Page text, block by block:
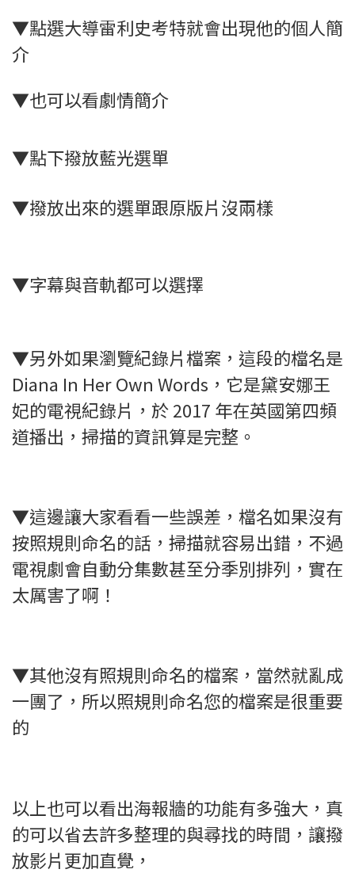
▼點選大導雷利史考特就會出現他的個人簡
介
▼也可以看劇情簡介
▼點下撥放藍光選單
▼撥放出來的選單跟原版片沒兩樣
▼字幕與音軌都可以選擇
▼另外如果瀏覽紀錄片檔案，這段的檔名是
Diana In Her Own Words，它是黛安娜王
妃的電視紀錄片，於 2017 年在英國第四頻
道播出，掃描的資訊算是完整。
▼這邊讓大家看看一些誤差，檔名如果沒有
按照規則命名的話，掃描就容易出錯，不過
電視劇會自動分集數甚至分季別排列，實在
太厲害了啊！
▼其他沒有照規則命名的檔案，當然就亂成
一團了，所以照規則命名您的檔案是很重要
的
以上也可以看出海報牆的功能有多強大，真
的可以省去許多整理的與尋找的時間，讓撥
放影片更加直覺，